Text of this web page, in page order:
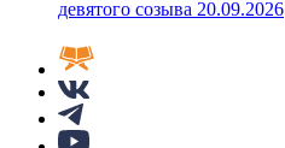
девятого созыва 20.09.2026